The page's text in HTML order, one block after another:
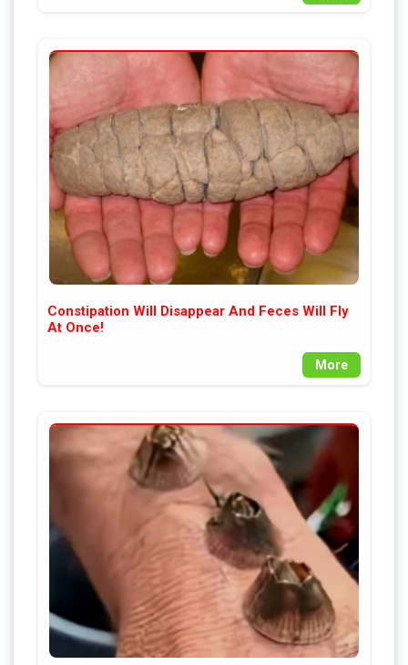
Constipation Will Disappear And Feces Will Fly
At Once!
More